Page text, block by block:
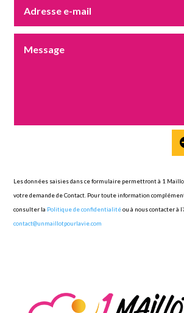
Les données saisies dans ce formulaire permettront à 1
votre demande de Contact. Pour toute information
consulter la Politique de confidentialitéou à nous contacter à
contact@unmaillotpourlavie.com